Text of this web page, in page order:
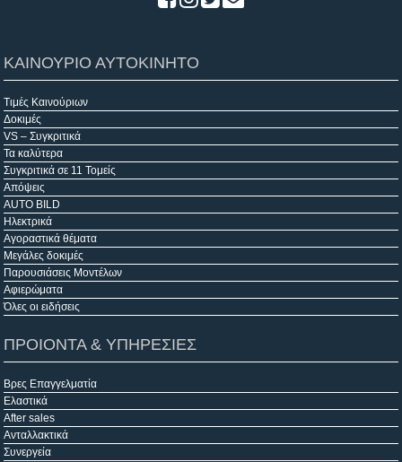
ΚΑΙΝΟΥΡΙΟ ΑΥΤΟΚΙΝΗΤΟ
Τιμές Καινούριων
Δοκιμές
VS – Συγκριτικά
Τα καλύτερα
Συγκριτικά σε 11 Τομείς
Απόψεις
AUTO BILD
Ηλεκτρικά
Αγοραστικά θέματα
Μεγάλες δοκιμές
Παρουσιάσεις Μοντέλων
Αφιερώματα
Όλες οι ειδήσεις
ΠΡΟΙΟΝΤΑ & ΥΠΗΡΕΣΙΕΣ
Βρες Επαγγελματία
Ελαστικά
After sales
Ανταλλακτικά
Συνεργεία